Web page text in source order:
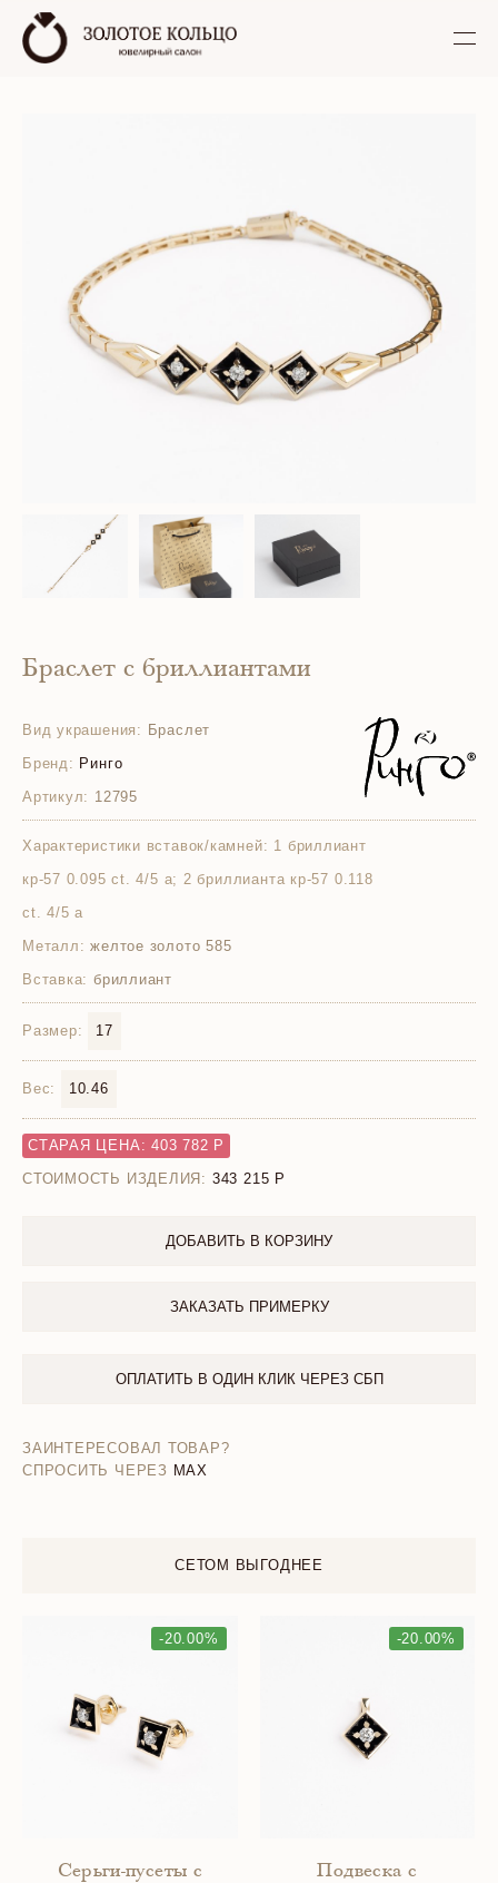
Браслет с бриллиантами
Вид украшения: Браслет
Бренд: Ринго
Артикул: 12795
Характеристики вставок/камней: 1 бриллиант
кр-57 0.095 ct. 4/5 а; 2 бриллианта кр-57 0.118
ct. 4/5 а
Металл: желтое золото 585
Вставка: бриллиант
Размер: 17
Вес: 10.46
СТАРАЯ ЦЕНА: 403 782 Р
СТОИМОСТЬ ИЗДЕЛИЯ: 343 215
ДОБАВИТЬ В КОРЗИНУ
ЗАКАЗАТЬ ПРИМЕРКУ
ОПЛАТИТЬ В ОДИН КЛИК ЧЕРЕЗ СБП
ЗАИНТЕРЕСОВАЛ ТОВАР?
СПРОСИТЬ ЧЕРЕЗ MAX
СЕТОМ ВЫГОДНЕЕ
-20.00%
Серьги-пусеты с
-20.00%
Подвеска с